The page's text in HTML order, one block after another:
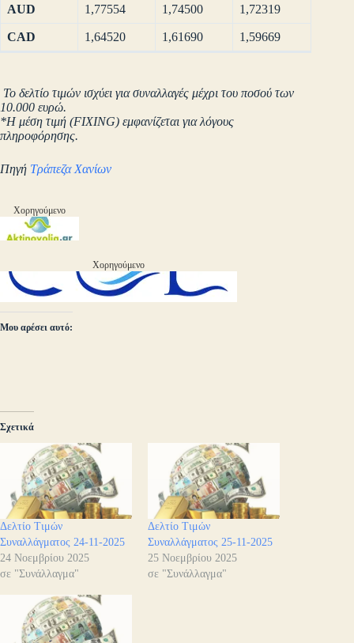
AUD 1,77554 1,74500 1,72319
CAD 1,64520 1,61690 1,59669
Το δελτίο τιμών ισχύει για συναλλαγές μέχρι του ποσού των
10.000 ευρώ.
*Η μέση τιμή (FIXING) εμφανίζεται για λόγους
πληροφόρησης.
Πηγή Τράπεζα Χανίων
Χορηγούμενο
Χορηγούμενο
Μου αρέσει αυτό:
Σχετικά
Δελτίο Τιμών
Συναλλάγματος 24-11-2025
24 Νοεμβρίου 2025
σε "Συνάλλαγμα"
Δελτίο Τιμών
Συναλλάγματος 25-11-2025
25 Νοεμβρίου 2025
σε "Συνάλλαγμα"